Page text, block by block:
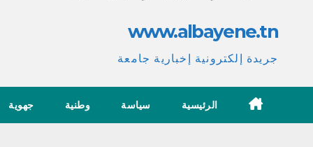
www.albayene.tn
جريدة إلكترونية إخبارية جامعة
الرئيسية سياسة وطنية جهوية